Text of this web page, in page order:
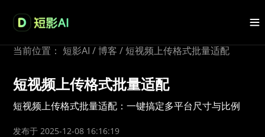
当前位置： 短影AI / 博客 / 短视频上传格式批量适配
短视频上传格式批量适配
短视频上传格式批量适配：一键搞定多平台尺寸与比例
发布于 2025-12-08 16:16:19